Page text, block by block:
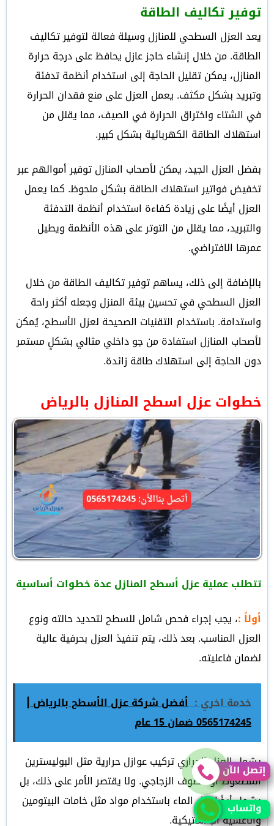
توفير تكاليف الطاقة
يعد العزل السطحي للمنازل وسيلة فعالة لتوفير تكاليف
الطاقة. من خلال إنشاء حاجز عازل يحافظ على درجة حرارة
المنازل، يمكن تقليل الحاجة إلى استخدام أنظمة تدفئة
وتبريد بشكل مكثف. يعمل العزل على منع فقدان الحرارة
في الشتاء واختراق الحرارة في الصيف، مما يقلل من
استهلاك الطاقة الكهربائية بشكل كبير.
بفضل العزل الجيد، يمكن لأصحاب المنازل توفير أموالهم عبر
تخفيض فواتير استهلاك الطاقة بشكل ملحوظ. كما يعمل
العزل أيضًا على زيادة كفاءة استخدام أنظمة التدفئة
والتبريد، مما يقلل من التوتر على هذه الأنظمة ويطيل
عمرها الافتراضي.
بالإضافة إلى ذلك، يساهم توفير تكاليف الطاقة من خلال
العزل السطحي في تحسين بيئة المنزل وجعله أكثر راحة
واستدامة. باستخدام التقنيات الصحيحة لعزل الأسطح، يُمكن
لأصحاب المنازل استفادة من جو داخلي مثالي بشكلٍ مستمر
دون الحاجة إلى استهلاك طاقة زائدة.
خطوات عزل اسطح المنازل بالرياض
تتطلب عملية عزل أسطح المنازل عدة خطوات أساسية
أولاً :، يجب إجراء فحص شامل للسطح لتحديد حالته ونوع
العزل المناسب. بعد ذلك، يتم تنفيذ العزل بحرفية عالية
لضمان فاعليته.
خدمة اخري : أفضل شركة عزل الأسطح بالرياض ‏|
0565174245 ضمان 15 عام
يشمل العزل الحراري تركيب عوازل حرارية مثل البوليسترين
المضغوط أو الصوف الزجاجي. ولا يقتصر الأمر على ذلك، بل
يشمل أيضًا عزل الماء باستخدام مواد مثل خامات البيتومين
والأغشية البلاستيكية.
إتصل الآن
واتساب
إتصل الآن
واتساب